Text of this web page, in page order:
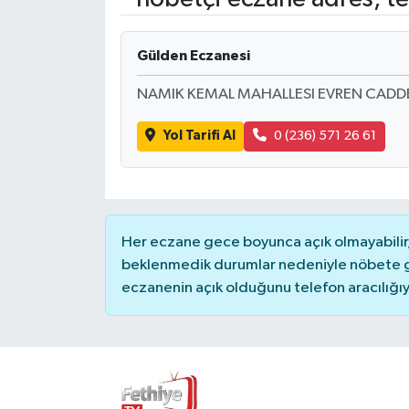
Gülden Eczanesi
NAMIK KEMAL MAHALLESI EVREN
Yol Tarifi Al 0 (236) 571 26 61
Her eczane gece boyunca açık
beklenmedik durumlar nedeniyle nöbete
eczanenin açık olduğunu telefon